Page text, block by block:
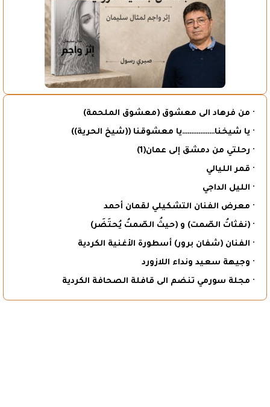
· من فرهاد الى معشوق (معشوق الملحمة)
· يا شيخنا………………يا معشوقنا ((شيخ الحرية))
· رحلتي من دمشق إلى عمان(1)
· قمر الليالي
· الليل الداجي
· معرض الفنان التشكيلي لقمان أحمد
· (نفثاتُ الصّمت) و (حيثُ الصّمتُ يُحتَضَر)
· الفنان (شفان برور) أسطورة الأغنية الكردية
· وجيهة سعيد ونداء اللازورد
· مجلة سورمي تنضم الى قافلة الصحافة الكردية